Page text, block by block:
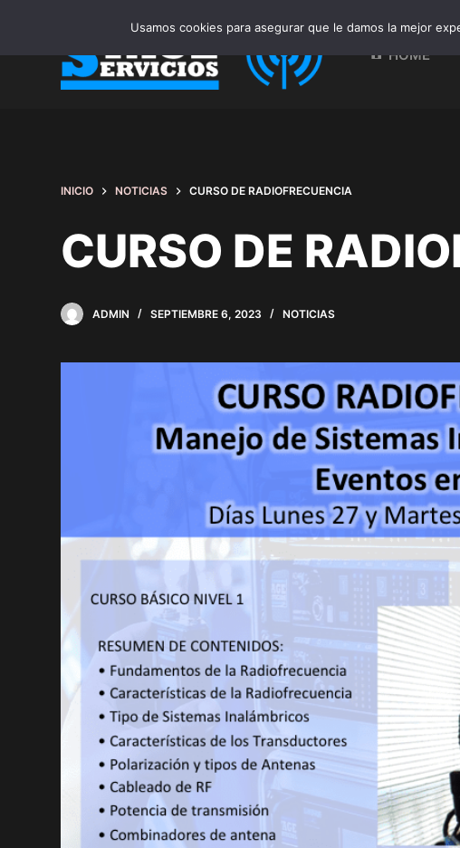
HOME
INICIO NOTICIAS CURSO DE RADIOFRECUENCIA
CURSO DE
ADMIN SEPTIEMBRE 6, 2023 NOTICIAS
Usamos cookies para asegurar que le damos la mejor